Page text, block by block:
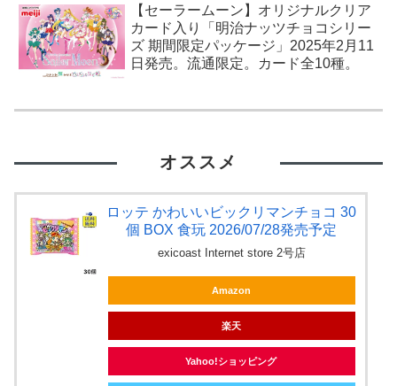
【セーラームーン】オリジナルクリア
カード入り「明治ナッツチョコシリー
ズ 期間限定パッケージ」2025年2月11
日発売。流通限定。カード全10種。
オススメ
ロッテ かわいいビックリマンチョコ 30
個 BOX 食玩 2026/07/28発売予定
exicoast Internet store 2号店
Amazon
楽天
Yahoo!ショッピング